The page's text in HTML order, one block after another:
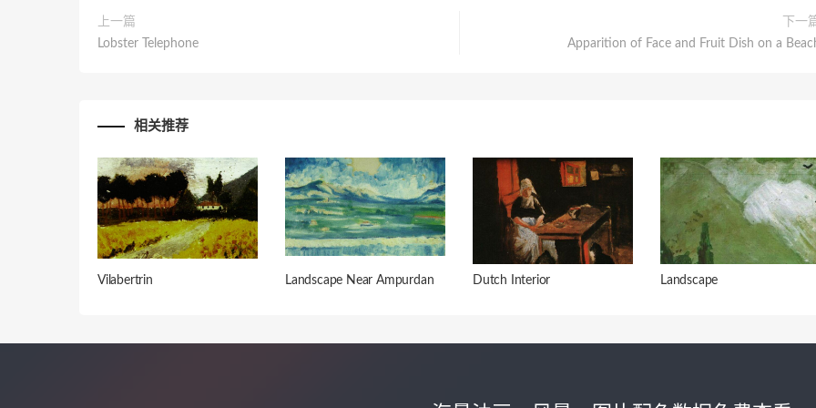
上一篇
Lobster Telephone
下一
Apparition of Face and Fruit Dish on a
相关推荐
Vilabertrin Landscape Near Ampurdan Dutch Interior Landscape